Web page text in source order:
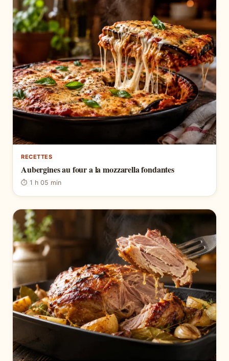
RECETTES
Aubergines au four a la mozzarella fondantes
⏱ 1 h 05 min